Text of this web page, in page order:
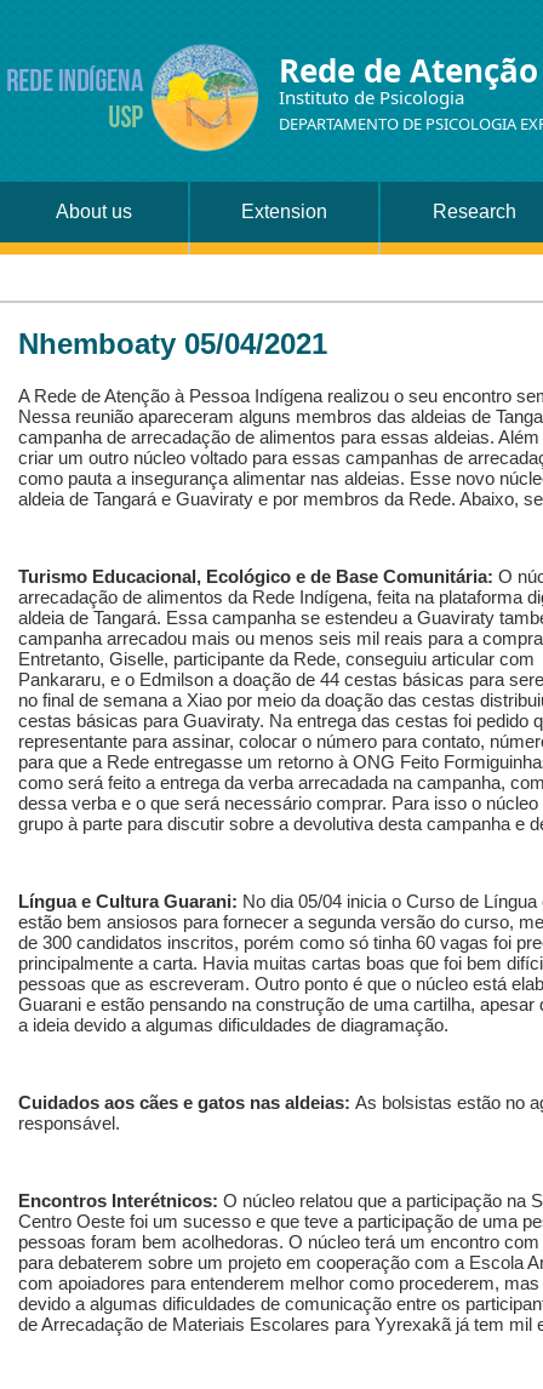
Rede de
Instituto de Psicologia
DEPARTAMENTO DE PSICOLOGIA
About us Extension Research
Nhemboaty 05/04/2021
A Rede de Atenção à Pessoa Indígena realizou o seu encontro
Nessa reunião apareceram alguns membros das aldeias de
campanha de arrecadação de alimentos para essas aldeias.
criar um outro núcleo voltado para essas campanhas de
como pauta a insegurança alimentar nas aldeias. Esse novo
aldeia de Tangará e Guaviraty e por membros da Rede. Abaixo,
Turismo Educacional, Ecológico e de Base Comunitária: O
arrecadação de alimentos da Rede Indígena, feita na plataforma
aldeia de Tangará. Essa campanha se estendeu a Guaviraty
campanha arrecadou mais ou menos seis mil reais para a
Entretanto, Giselle, participante da Rede, conseguiu articular
Pankararu, e o Edmilson a doação de 44 cestas básicas para
no final de semana a Xiao por meio da doação das cestas
cestas básicas para Guaviraty. Na entrega das cestas foi pedido
representante para assinar, colocar o número para contato,
para que a Rede entregasse um retorno à ONG Feito
como será feito a entrega da verba arrecadada na campanha,
dessa verba e o que será necessário comprar. Para isso o
grupo à parte para discutir sobre a devolutiva desta campanha e
Língua e Cultura Guarani: No dia 05/04 inicia o Curso de
estão bem ansiosos para fornecer a segunda versão do curso,
de 300 candidatos inscritos, porém como só tinha 60 vagas foi
principalmente a carta. Havia muitas cartas boas que foi bem
pessoas que as escreveram. Outro ponto é que o núcleo está
Guarani e estão pensando na construção de uma cartilha,
a ideia devido a algumas dificuldades de diagramação.
Cuidados aos cães e gatos nas aldeias: As bolsistas estão no
responsável.
Encontros Interétnicos: O núcleo relatou que a participação na
Centro Oeste foi um sucesso e que teve a participação de uma
pessoas foram bem acolhedoras. O núcleo terá um encontro
para debaterem sobre um projeto em cooperação com a Escola
com apoiadores para entenderem melhor como procederem,
devido a algumas dificuldades de comunicação entre os
de Arrecadação de Materiais Escolares para Yyrexakã já tem mil